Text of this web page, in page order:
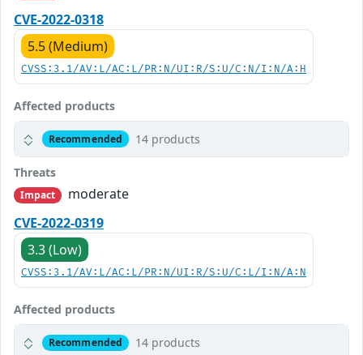
CVE-2022-0318
5.5 (Medium)
CVSS:3.1/AV:L/AC:L/PR:N/UI:R/S:U/C:N/I:N/A:H
Affected products
Recommended 14 products
Threats
Impact
moderate
CVE-2022-0319
3.3 (Low)
CVSS:3.1/AV:L/AC:L/PR:N/UI:R/S:U/C:L/I:N/A:N
Affected products
Recommended 14 products